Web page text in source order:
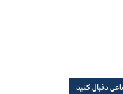
دنبال کنید